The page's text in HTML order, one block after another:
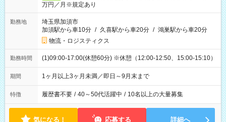
万円／月※規定あり
勤務地
埼玉県加須市
加須駅から車10分 / 久喜駅から車20分 / 鴻巣駅から車20分
物流・ロジスティクス
勤務時間 (1)09:00-17:00(休憩60分) ※休憩（12:00-12:50、15:00-15:10）
期間 1ヶ月以上3ヶ月未満／即日～9月末まで
特徴 履歴書不要 / 40～50代活躍中 / 10名以上の大量募集
気になる！ 応募する 詳細へ